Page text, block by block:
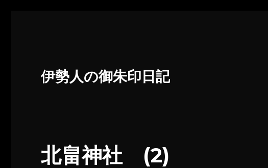
伊勢人の御朱印日記
北畠神社 (2)